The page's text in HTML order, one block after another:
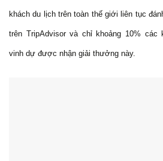
khách du lịch trên toàn thế giới liên tục
trên TripAdvisor và chỉ khoảng 10% các
vinh dự được nhận giải thưởng này.